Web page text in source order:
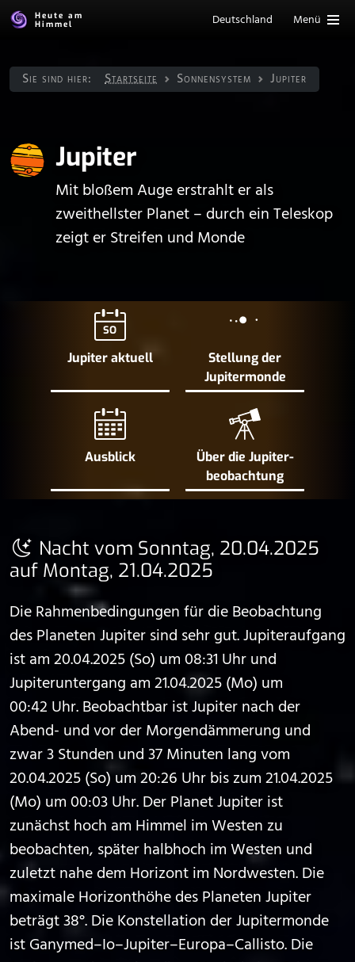
Heute am
Himmel
Deutschland Menü
Sie sind hier: Startseite Sonnen­system Jupiter
Jupiter
Mit bloßem Auge erstrahlt er als
zweithellster Planet – durch ein Teleskop
zeigt er Streifen und Monde
SO
Jupiter aktuell
Stellung der
Jupiter­monde
Ausblick
Über die Jupiter­
beobachtung
Nacht vom Sonntag, 20.04.2025
auf Montag, 21.04.2025
Die Rahmenbedingungen für die Beobachtung
des Planeten Jupiter sind sehr gut. Jupiteraufgang
ist am 20.04.2025 (So) um 08:31 Uhr und
Jupiteruntergang am 21.04.2025 (Mo) um
00:42 Uhr. Beobachtbar ist Jupiter nach der
Abend- und vor der Morgendämmerung und
zwar 3 Stunden und 37 Minuten lang vom
20.04.2025 (So) um 20:26 Uhr bis zum 21.04.2025
(Mo) um 00:03 Uhr. Der Planet Jupiter ist
zunächst hoch am Himmel im Westen zu
beobachten, später halbhoch im Westen und
zuletzt nahe dem Horizont im Nordwesten. Die
maximale Horizonthöhe des Planeten Jupiter
beträgt 38°. Die Konstellation der Jupitermonde
ist Ganymed–Io–Jupiter–Europa–Callisto. Die